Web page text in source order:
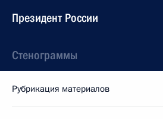
Президент России
Стенограммы
Рубрикация материалов